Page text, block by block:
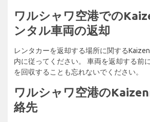
ワルシャワ空港での
ンタル車両の返却
レンタカーを返却する場所に関する
内に従ってください。 車両を返却する前
を回収することも忘れないでください。
ワルシャワ空港の
絡先